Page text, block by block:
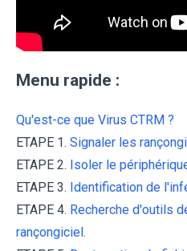
Menu rapide :
Qu'est-ce que Virus CTRM ?
ETAPE 1. Signaler les
ETAPE 2. Isoler le
ETAPE 3. Identification de
ETAPE 4. Recherche d'outils
rançongiciel.